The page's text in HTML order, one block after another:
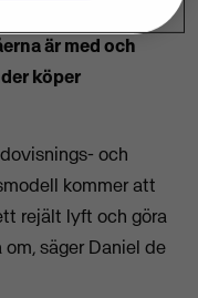
Visma blir
är med och
köper
och
kommer att
rejält lyft och göra
säger Daniel de